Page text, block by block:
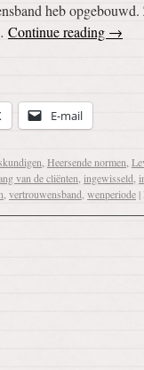
heb
Continue reading →
E-mail
Heersende normen
van de cliënten ingewisseld
vertrouwensband wenperiode |